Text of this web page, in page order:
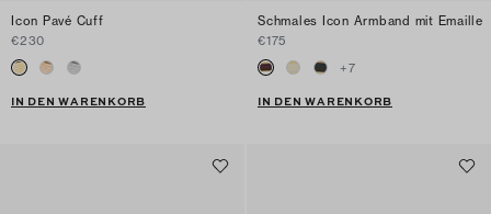
Icon Pavé Cuff
€230
IN DEN WARENKORB
Schmales Icon Armband mit Emaille
€175
+7
IN DEN WARENKORB